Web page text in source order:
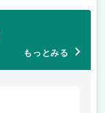
もっとみる